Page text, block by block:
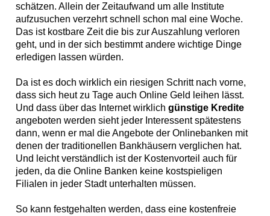
schätzen. Allein der Zeitaufwand um alle Institute
aufzusuchen verzehrt schnell schon mal eine Woche.
Das ist kostbare Zeit die bis zur Auszahlung verloren
geht, und in der sich bestimmt andere wichtige Dinge
erledigen lassen würden.
Da ist es doch wirklich ein riesigen Schritt nach vorne,
dass sich heut zu Tage auch Online Geld leihen lässt.
Und dass über das Internet wirklichgünstige Kredite
angeboten werden sieht jeder Interessent spätestens
dann, wenn er mal die Angebote der Onlinebanken mit
denen der traditionellen Bankhäusern verglichen hat.
Und leicht verständlich ist der Kostenvorteil auch für
jeden, da die Online Banken keine kostspieligen
Filialen in jeder Stadt unterhalten müssen.
So kann festgehalten werden, dass eine kostenfreie